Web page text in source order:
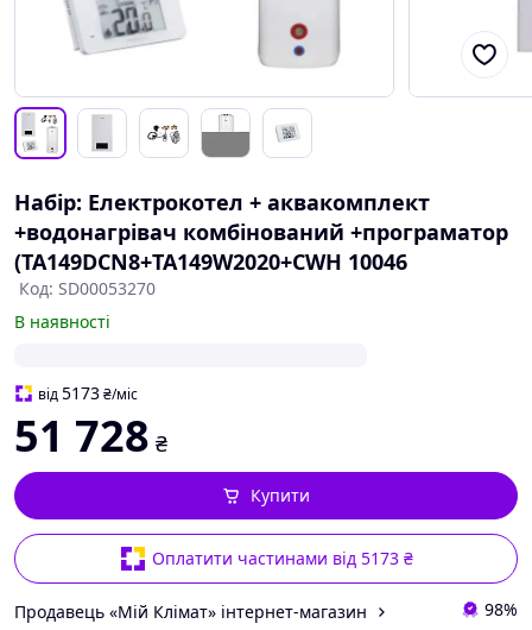
Набір: Електрокотел + аквакомплект
+водонагрівач комбінований +програматор
(TA149DCN8+TA149W2020+CWH 10046
Код: SD00053270
В наявності
від5173₴/міс
51 728 ₴
Оплатити частинами від 5173 ₴
Купити
Продавець «Мій Клімат» інтернет-магазин 98%